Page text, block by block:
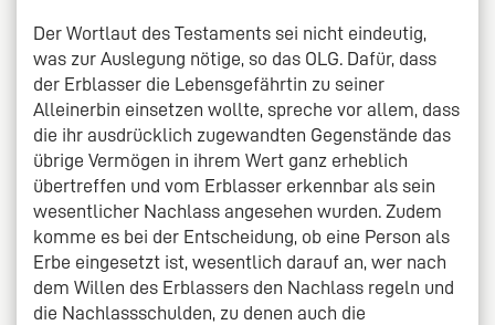
Der Wortlaut des Testaments sei nicht eindeutig,
was zur Auslegung nötige, so das OLG. Dafür, dass
der Erblasser die Lebensgefährtin zu seiner
Alleinerbin einsetzen wollte, spreche vor allem, dass
die ihr ausdrücklich zugewandten Gegenstände das
übrige Vermögen in ihrem Wert ganz erheblich
übertreffen und vom Erblasser erkennbar als sein
wesentlicher Nachlass angesehen wurden. Zudem
komme es bei der Entscheidung, ob eine Person als
Erbe eingesetzt ist, wesentlich darauf an, wer nach
dem Willen des Erblassers den Nachlass regeln und
die Nachlassschulden, zu denen auch die